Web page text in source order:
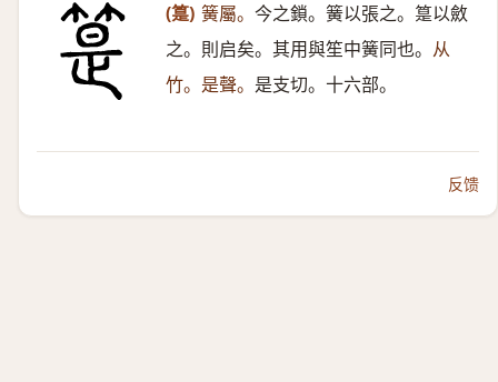
(䈕) 簧屬。 今之鎖。簧以張之。䈕以斂
之。則启矣。其用與笙中簧同也。 从
竹。是聲。 是支切。十六部。
反馈